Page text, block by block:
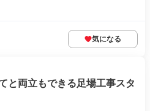
気になる
と両立もできる足場工事スタ